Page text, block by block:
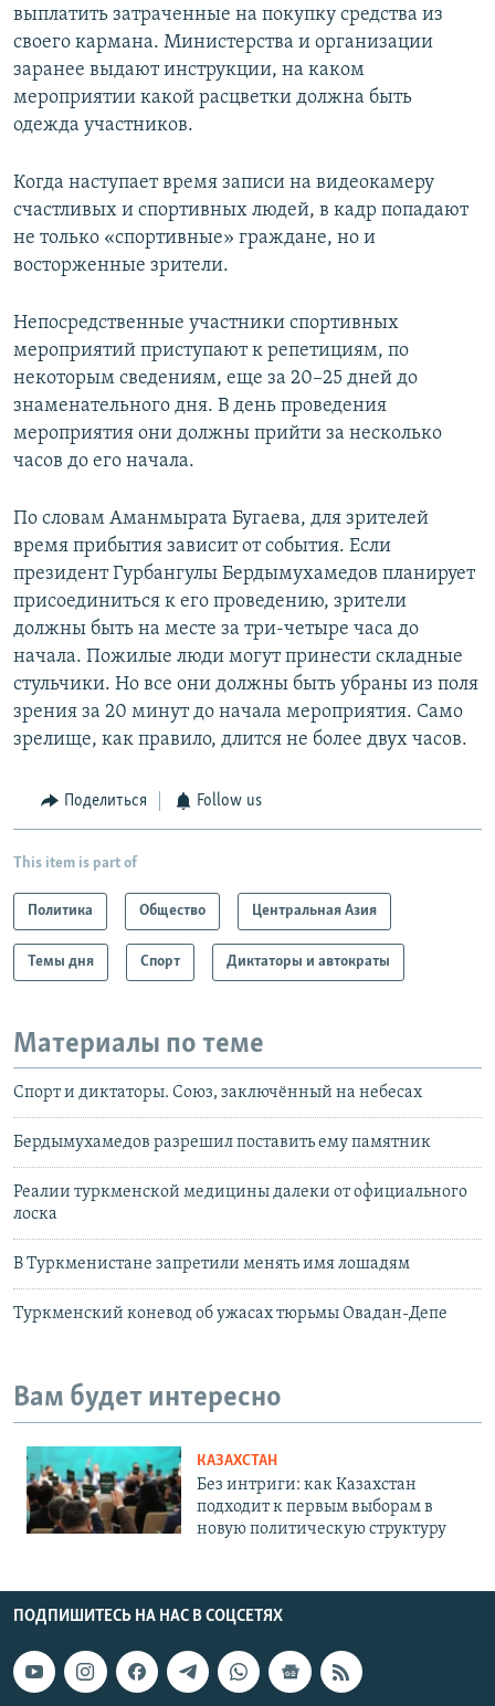
выплатить затраченные на покупку средства из
своего кармана. Министерства и организации
заранее выдают инструкции, на каком
мероприятии какой расцветки должна быть
одежда участников.
Когда наступает время записи на видеокамеру
счастливых и спортивных людей, в кадр попадают
не только «спортивные» граждане, но и
восторженные зрители.
Непосредственные участники спортивных
мероприятий приступают к репетициям, по
некоторым сведениям, еще за 20–25 дней до
знаменательного дня. В день проведения
мероприятия они должны прийти за несколько
часов до его начала.
По словам Аманмырата Бугаева, для зрителей
время прибытия зависит от события. Если
президент Гурбангулы Бердымухамедов планирует
присоединиться к его проведению, зрители
должны быть на месте за три-четыре часа до
начала. Пожилые люди могут принести складные
стульчики. Но все они должны быть убраны из поля
зрения за 20 минут до начала мероприятия. Само
зрелище, как правило, длится не более двух часов.
Поделиться Follow us
This item is part of
Политика Общество Центральная Азия
Темы дня Спорт Диктаторы и автократы
Материалы по теме
Спорт и диктаторы. Союз, заключённый на небесах
Бердымухамедов разрешил поставить ему памятник
Реалии туркменской медицины далеки от официального
лоска
В Туркменистане запретили менять имя лошадям
Туркменский коневод об ужасах тюрьмы Овадан-Депе
Вам будет интересно
КАЗАХСТАН
Без интриги: как Казахстан
подходит к первым выборам в
новую политическую структуру
ПОДПИШИТЕСЬ НА НАС В СОЦСЕТЯХ